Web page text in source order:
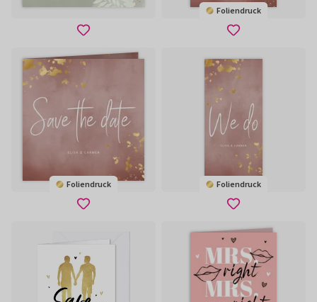
Foliendruck
Foliendruck Foliendruck